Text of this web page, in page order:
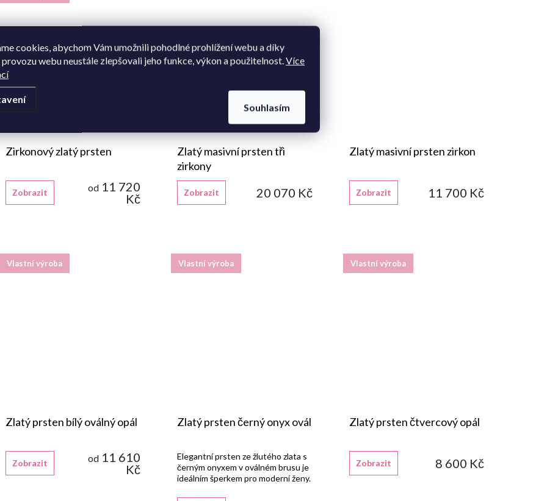
cookies, abychom Vám umožnili pohodlné prohlížení webu a díky
provozu webu neustále zlepšovali jeho funkce, výkon a použitelnost.Více
Souhlasím
Zirkonový zlatý prsten
od 11 720
Kč
Zobrazit
Zlatý masivní prsten tři
zirkony
20 070 Kč
Zobrazit
Zlatý masivní prsten zirkon
11 700 Kč
Zobrazit
Vlastní výroba
Zlatý prsten bílý oválný opál
od 11 610
Kč
Zobrazit
Vlastní výroba
Zlatý prsten černý onyx ovál
Elegantní prsten ze žlutého zlata s
černým onyxem v oválném brusu je
ideálním šperkem pro moderní ženy.
Vlastní výroba
Zlatý prsten čtvercový opál
8 600 Kč
Zobrazit